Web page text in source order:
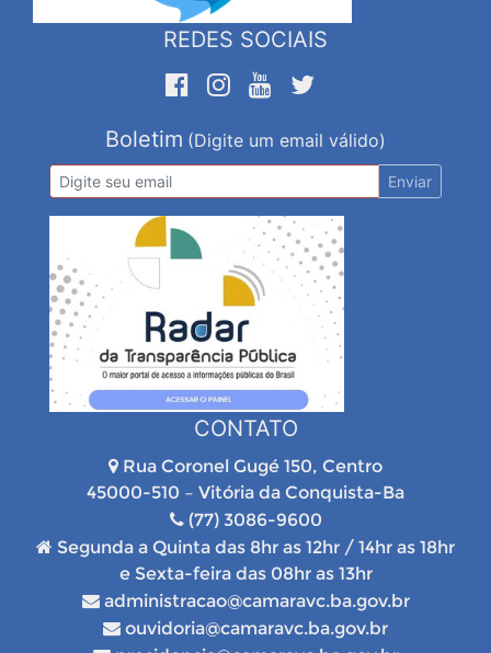
REDES SOCIAIS
Boletim (Digite um email válido)
Enviar
CONTATO
Rua Coronel Gugé 150, Centro
45000-510 – Vitória da Conquista-Ba
(77) 3086-9600
Segunda a Quinta das 8hr as 12hr / 14hr as 18hr
e Sexta-feira das 08hr as 13hr
administracao@camaravc.ba.gov.br
ouvidoria@camaravc.ba.gov.br